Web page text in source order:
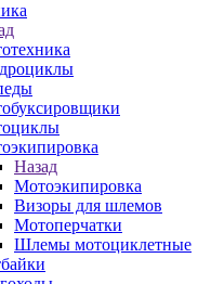
Назад
Мотоэкипировка
Визоры для шлемов
Мотоперчатки
Шлемы мотоциклетные